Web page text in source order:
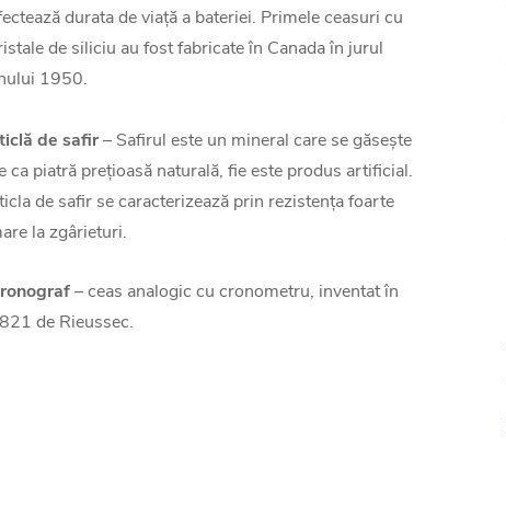
durata de viață a bateriei. Primele ceasuri cu
de siliciu au fost fabricate în Canada în jurul
1950.
de safir– Safirul este un mineral care se găsește
ca piatră prețioasă naturală, fie este produs artificial.
de safir se caracterizează prin rezistența foarte
la zgârieturi.
– ceas analogic cu cronometru, inventat în
de Rieussec.